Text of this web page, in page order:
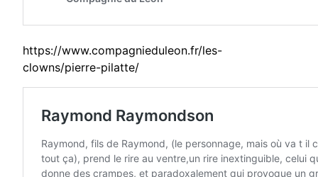
https://www.compagnieduleon.fr/les-
clowns/pierre-pilatte/